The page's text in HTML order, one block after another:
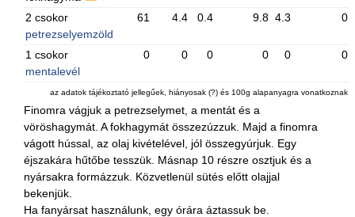
2 csokor
petrezselyemzöld
61 4.4 0.4 9.8 4.3 0
1 csokor
mentalevél
0 0 0 0 0 0
az adatok tájékoztató jellegűek, hiányosak (?) és 100g alapanyagra vonatkoznak
Finomra vágjuk a petrezselymet, a mentát és a
vöröshagymát. A fokhagymát összezúzzuk. Majd a finomra
vágott hússal, az olaj kivételével, jól összegyúrjuk. Egy
éjszakára hűtőbe tesszük. Másnap 10 részre osztjuk és a
nyársakra formázzuk. Közvetlenül sütés előtt olajjal
bekenjük.
Ha fanyársat használunk, egy órára áztassuk be.